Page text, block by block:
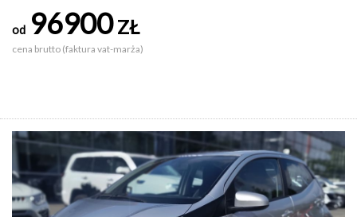
od 96900ZŁ
cena brutto (faktura vat-marża)